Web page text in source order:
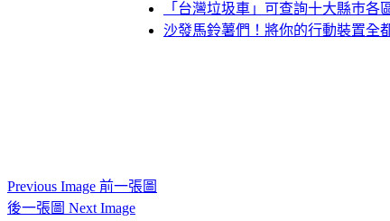
「台灣垃圾車」可查詢十大縣巿各
沙發馬鈴薯們！將你的行動裝置全
Previous Image 前一張圖
後一張圖 Next Image